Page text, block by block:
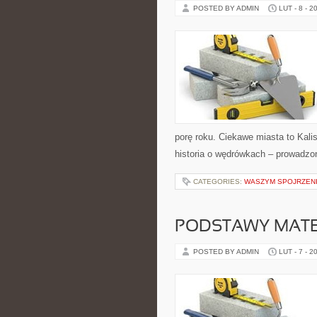
POSTED BY ADMIN LUT - 8 -
porę roku. Ciekawe miasta to
historia o wędrówkach –
CATEGORIES: WASZYM
PODSTAWY
POSTED BY ADMIN LUT - 7 -